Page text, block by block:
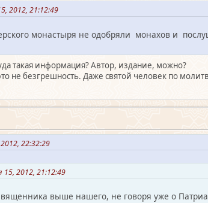
2012, 21:12:49
монастыря не одобряли монахов и
такая информация? Автор, издание, можно?
не безгрешность. Даже святой человек по
22:32:29
2012, 21:12:49
выше нашего, не говоря уже о